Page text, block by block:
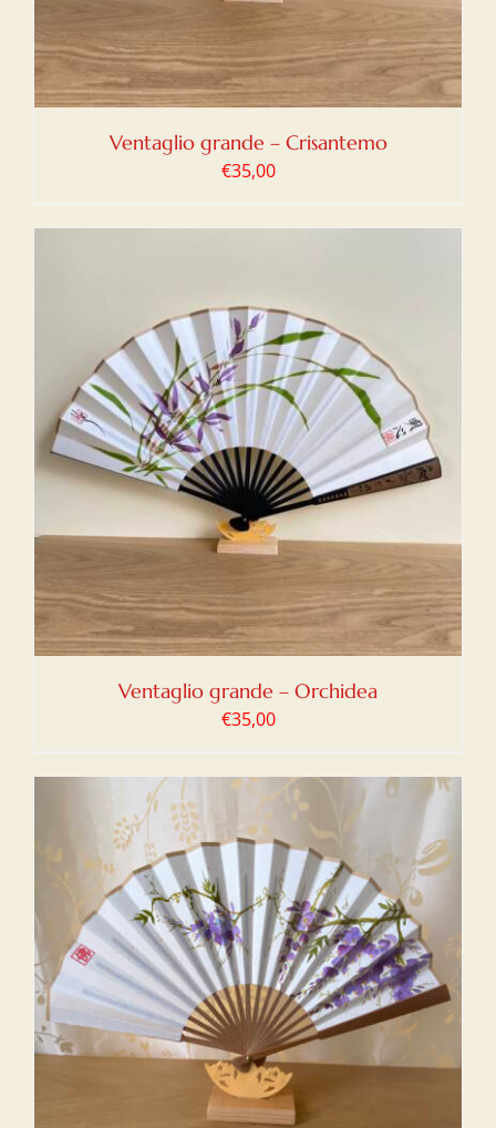
Ventaglio grande – Crisantemo
€35,00
Ventaglio grande – Orchidea
€35,00